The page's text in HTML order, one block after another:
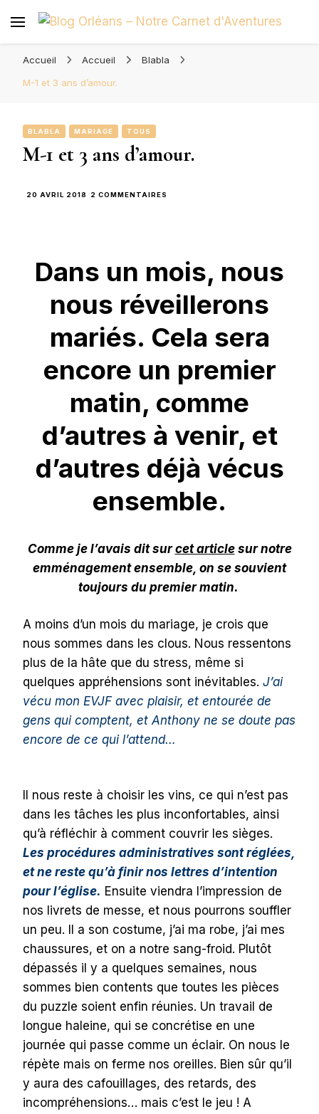
d'Aventures
Accueil Accueil
Blabla
M-1 et 3 ans d’amour.
BLABLA MARIAGE TOUS
M-1 et 3 ans d’amour.
20 AVRIL 2018 2 COMMENTAIRES
D’AMOUR.
Dans un mois, nous
nous réveillerons
mariés. Cela sera
encore un premier
matin, comme
d’autres à venir, et
d’autres déjà vécus
ensemble.
Comme je l’avais dit surcet articlesur notre
emménagement ensemble, on se souvient
toujours du premier matin.
A moins d’un mois du mariage, je crois que
nous sommes dans les clous. Nous ressentons
plus de la hâte que du stress, même si
quelques appréhensions sont inévitables. J’ai
vécu mon EVJF avec plaisir, et entourée de
gens qui comptent, et Anthony ne se doute pas
encore de ce qui l’attend…
Il nous reste à choisir les vins, ce qui n’est pas
dans les tâches les plus inconfortables, ainsi
qu’à réfléchir à comment couvrir les sièges.
Les procédures administratives sont réglées,
et ne reste qu’à finir nos lettres d’intention
pour l’église. Ensuite viendra l’impression de
nos livrets de messe, et nous pourrons souffler
un peu. Il a son costume, j’ai ma robe, j’ai mes
chaussures, et on a notre sang-froid. Plutôt
dépassés il y a quelques semaines, nous
sommes bien contents que toutes les pièces
du puzzle soient enfin réunies. Un travail de
longue haleine, qui se concrétise en une
journée qui passe comme un éclair. On nous le
répète mais on ferme nos oreilles. Bien sûr qu’il
y aura des cafouillages, des retards, des
incompréhensions… mais c’est le jeu ! A